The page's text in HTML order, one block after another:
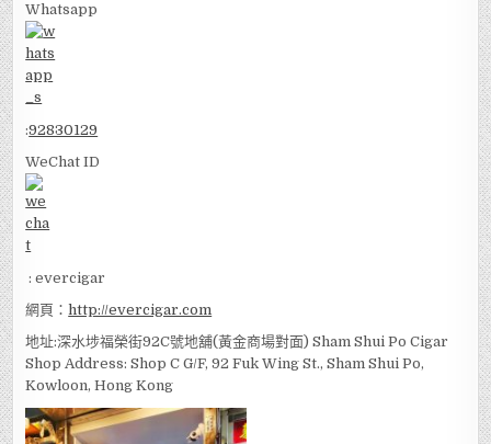
Whatsapp
:92830129
WeChat ID
: evercigar
網頁：http://evercigar.com
地址:深水埗福榮街92C號地舖(黃金商場對面) Sham Shui Po Cigar
Shop Address: Shop C G/F, 92 Fuk Wing St., Sham Shui Po,
Kowloon, Hong Kong